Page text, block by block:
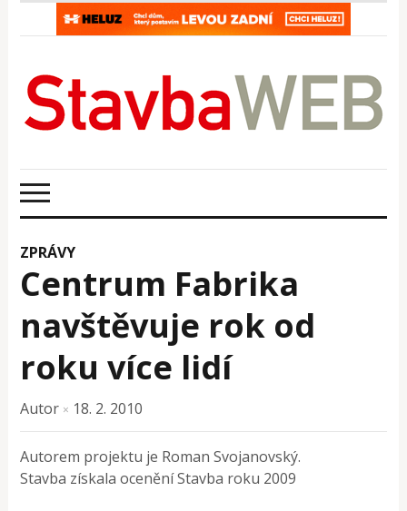
ZPRÁVY
Centrum Fabrika
navštěvuje rok od
roku více lidí
Autor × 18. 2. 2010
Autorem projektu je Roman Svojanovský.
Stavba získala ocenění Stavba roku 2009